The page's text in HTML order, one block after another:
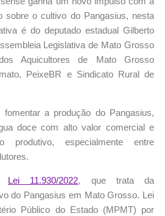
sobre o cultivo do Pangasius, nesta
é do deputado estadual Gilberto
Legislativa de Mato Grosso
Aquicultores de Mato Grosso
PeixeBR e Sindicato Rural de
a produção do Pangasius,
doce com alto valor comercial e
produtivo, especialmente entre
Lei 11.930/2022, que trata da
do Pangasius em Mato Grosso. Lei
Público do Estado (MPMT) por